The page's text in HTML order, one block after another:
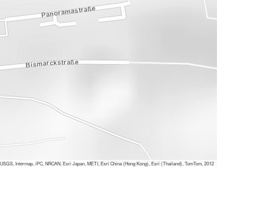
Intermap, iPC, NRCAN, Esri Japan, METI, Esri China (Hong Kong), Esri (Thailand), TomTom, 2012